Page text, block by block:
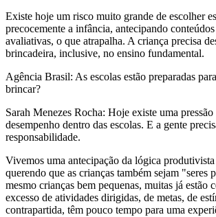
Existe hoje um risco muito grande de escolher
precocemente a infância, antecipando
avaliativas, o que atrapalha. A criança precisa
brincadeira, inclusive, no ensino fundamental.
Agência Brasil: As escolas estão preparadas
brincar?
Sarah Menezes Rocha: Hoje existe uma
desempenho dentro das escolas. E a gente
responsabilidade.
Vivemos uma antecipação da lógica
querendo que as crianças também sejam "seres
mesmo crianças bem pequenas, muitas já estão
excesso de atividades dirigidas, de metas, de
contrapartida, têm pouco tempo para uma